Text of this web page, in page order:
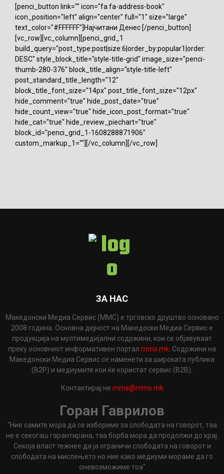
[penci_button link="" icon="fa fa-address-book"
icon_position="left" align="center" full="1" size="large"
text_color="#FFFFFF"]Најчитани Денес [/penci_button]
[vc_row][vc_column][penci_grid_1
build_query="post_type:post|size:6|order_by:popular1|order:
DESC" style_block_title="style-title-grid" image_size="penci-
thumb-280-376" block_title_align="style-title-left"
post_standard_title_length="12"
block_title_font_size="14px" post_title_font_size="12px"
hide_comment="true" hide_post_date="true"
hide_count_view="true" hide_icon_post_format="true"
hide_cat="true" hide_review_piechart="true"
block_id="penci_grid_1-1608288871906"
custom_markup_1=""][/vc_column][/vc_row]
ЗА НАС
Македонски Медиа Сервис (ММС) е трговско друштво основано
2008 година. Основна дејност на Македоски Медиа Сервис е
продукција на мултимедијални содржини, кои се објавуваат
преку основниот информативен портал mms.mk . Содржини на
Македонски Медиа Сервис се наменети за широката публика
(B2P) и медиумите кои ќе користат сервис (B2B).
Контактирај не mms@mms.mk
Горан Гаврилов
"Ние самите мора да се избориме за слободата на говорот, таа
не е секогаш гарантирана, таа борба мора да продолжи до крај.
Секоја власт тежнее да ја ограничи слободата на говорот и
слободата на мислењето но ние како медиуми мораме да го
оневозможиме тоа"